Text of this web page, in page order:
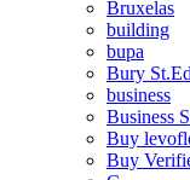
Bruxelas
building
bupa
Bury
business
Business
Buy
Buy